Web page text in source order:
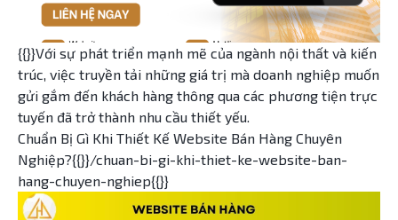
{{}}Với sự phát triển mạnh mẽ của ngành nội thất và kiến
trúc, việc truyền tải những giá trị mà doanh nghiệp muốn
gửi gắm đến khách hàng thông qua các phương tiện trực
tuyến đã trở thành nhu cầu thiết yếu.
Chuẩn Bị Gì Khi Thiết Kế Website Bán Hàng Chuyên
Nghiệp?{{}}/chuan-bi-gi-khi-thiet-ke-website-ban-
hang-chuyen-nghiep{{}}